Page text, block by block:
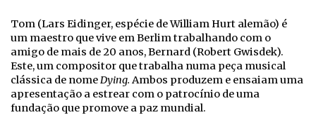
Tom (Lars Eidinger, espécie de William Hurt alemão) é
um maestro que vive em Berlim trabalhando com o
amigo de mais de 20 anos, Bernard (Robert Gwisdek).
Este, um compositor que trabalha numa peça musical
clássica de nomeDying. Ambos produzem e ensaiam uma
apresentação a estrear com o patrocínio de uma
fundação que promove a paz mundial.